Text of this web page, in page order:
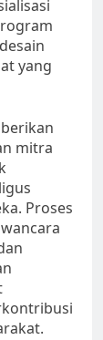
yang
mitra
Proses